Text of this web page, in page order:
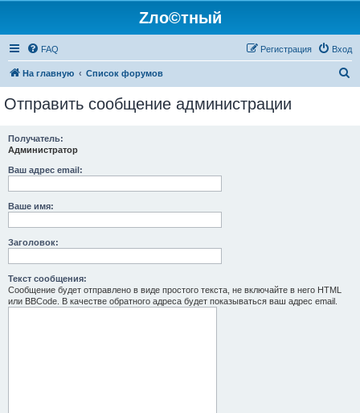
Zло©тный
FAQ Вход
Регистрация
На главную Список форумов
Отправить сообщение администрации
Получатель:
Администратор
Ваш адрес email:
Ваше имя:
Заголовок:
Текст сообщения:
Сообщение будет отправлено в виде простого текста, не включайте в него HTML
или BBCode. В качестве обратного адреса будет показываться ваш адрес email.